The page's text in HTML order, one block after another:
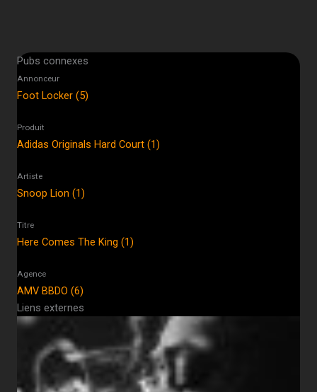
Pubs connexes
Annonceur
Foot Locker (5)
Produit
Adidas Originals Hard Court (1)
Artiste
Snoop Lion (1)
Titre
Here Comes The King (1)
Agence
AMV BBDO (6)
Liens externes